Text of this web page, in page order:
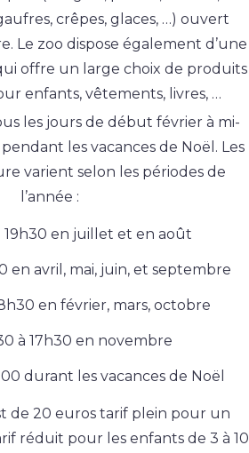
crêpes, glaces, …) ouvert
Le zoo dispose également d’une
offre un large choix de produits
enfants, vêtements, livres, …
les jours de début février à mi-
les vacances de Noël. Les
varient selon les périodes de
l’année :
19h30 en juillet et en août
en avril, mai, juin, et septembre
en février, mars, octobre
à 17h30 en novembre
durant les vacances de Noël
de 20 euros tarif plein pour un
réduit pour les enfants de 3 à 10